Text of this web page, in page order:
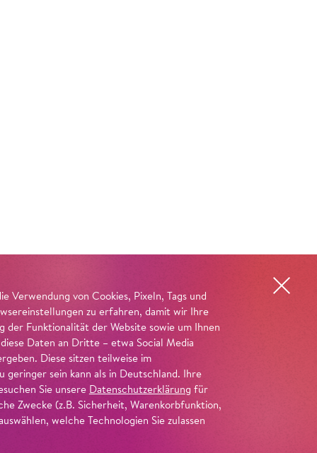
Verwendung von Cookies, Pixeln, Tags und
zu erfahren, damit wir Ihre
der Funktionalität der Website sowie um Ihnen
Daten an Dritte – etwa Social Media
Diese sitzen teilweise im
geringer sein kann als in Deutschland. Ihre
Sie unsere Datenschutzerklärung für
Zwecke (z.B. Sicherheit, Warenkorbfunktion,
welche Technologien Sie zulassen